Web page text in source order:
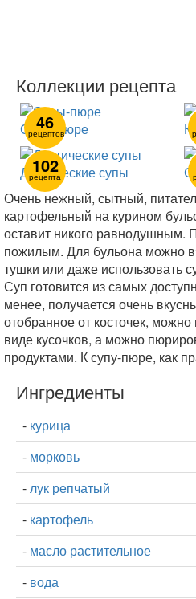
Коллекции рецепта
46
рецептов
Супы-пюре
102
рецепта
Диетические супы
Очень нежный, сытный,
картофельный на курином
оставит никого равнодушным.
пожилым. Для бульона можно
тушки или даже использовать
Суп готовится из самых
менее, получается очень
отобранное от косточек,
виде кусочков, а можно
продуктами. К супу-пюре, как
Ингредиенты
- курица
- морковь
-лук репчатый
- картофель
- масло растительное
- вода